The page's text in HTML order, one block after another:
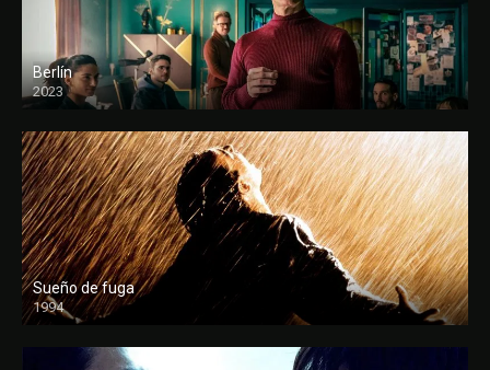
Berlín
2023
Sueño de fuga
1994
FULL HD